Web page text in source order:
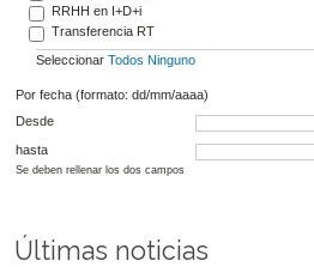
RRHH en I+D+i
Transferencia RT
Seleccionar Todos Ninguno
Por fecha (formato: dd/mm/aaaa)
Desde
hasta
Se deben rellenar los dos campos
Últimas noticias